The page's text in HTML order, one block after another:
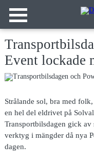
Event lockade
Strålande sol, bra med
en hel del eldrivet på
Transportbilsdagen gick
verktyg i mängder då nya
dagen.